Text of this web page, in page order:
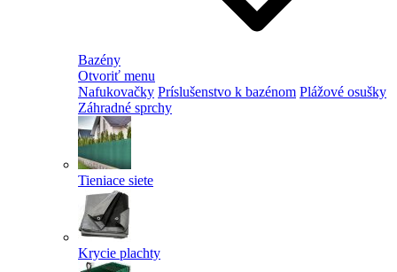
Bazény
Otvoriť menu
Nafukovačky Príslušenstvo k bazénom Plážové osušky
Záhradné sprchy
Tieniace siete
Krycie plachty